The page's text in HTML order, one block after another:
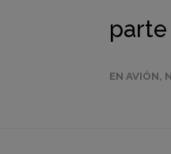
parte
EN AVIÓN,